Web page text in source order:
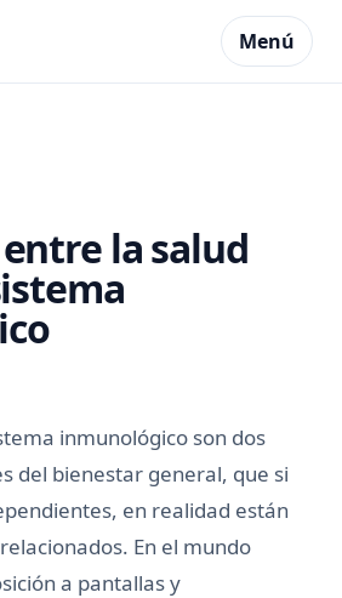
Menú
la salud
inmunológico son dos
del bienestar general, que si
en realidad están
En el mundo
a pantallas y